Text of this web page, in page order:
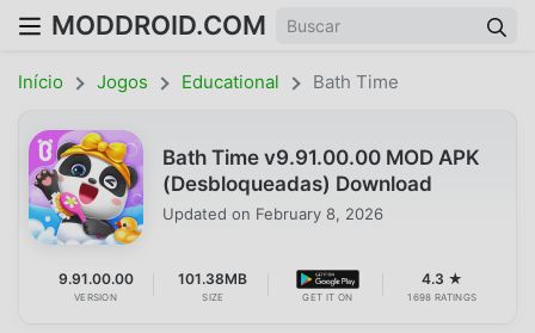
MODDROID.COM
Início Jogos Educational Bath Time
Bath Time v9.91.00.00 MOD APK
(Desbloqueadas) Download
Updated on February 8, 2026
9.91.00.00
VERSION
101.38MB
SIZE GET IT ON
4.3 ★
1698 RATINGS